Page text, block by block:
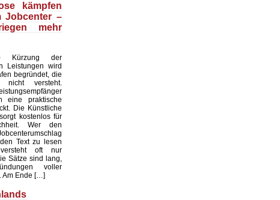
kämpfen
Jobcenter –
mehr
der
Leistungen wird
begründet, die
versteht.
eine praktische
Die Künstliche
kostenlos für
Wer den
Text zu lesen
oft nur
Sätze sind lang,
voller
Am Ende […]